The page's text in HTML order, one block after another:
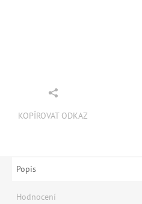
KOPÍROVAT ODKAZ
Popis
Hodnocení